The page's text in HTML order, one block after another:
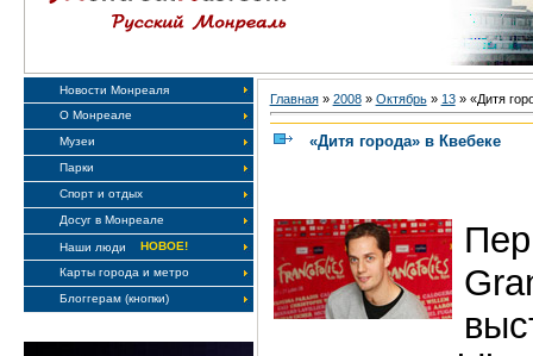
Новости Монреаля
О Монреале
Музеи
Парки
Спорт и отдых
Досуг в Монреале
Наши люди
НОВОЕ!
Карты города и метро
Блоггерам (кнопки)
Главная» 2008 » Октябрь » 13» «Дитя
«Дитя города» в Квебеке